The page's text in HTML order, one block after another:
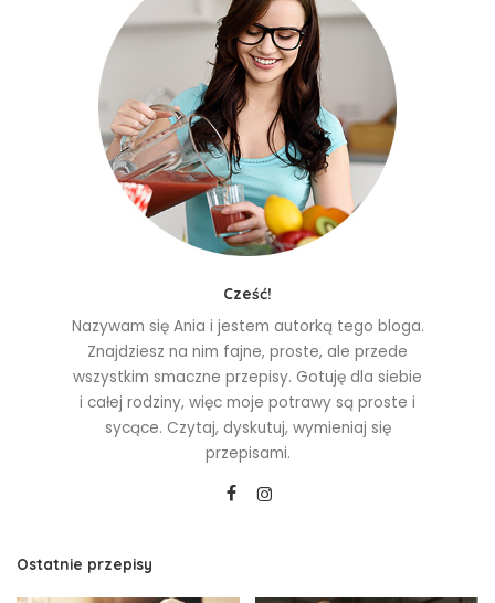
Cześć!
Nazywam się Ania i jestem autorką tego bloga.
Znajdziesz na nim fajne, proste, ale przede
wszystkim smaczne przepisy. Gotuję dla siebie
i całej rodziny, więc moje potrawy są proste i
sycące. Czytaj, dyskutuj, wymieniaj się
przepisami.
Ostatnie przepisy